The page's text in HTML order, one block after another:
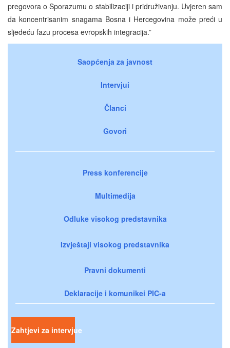
pregovora o Sporazumu o stabilizaciji i pridruživanju. Uvjeren sam
da koncentrisanim snagama Bosna i Hercegovina može preći u
sljedeću fazu procesa evropskih integracija.”
Saopćenja za javnost
Intervjui
Članci
Govori
Press konferencije
Multimedija
Odluke visokog predstavnika
Izvještaji visokog predstavnika
Pravni dokumenti
Deklaracije i komunikei PIC-a
Zahtjevi za intervjue